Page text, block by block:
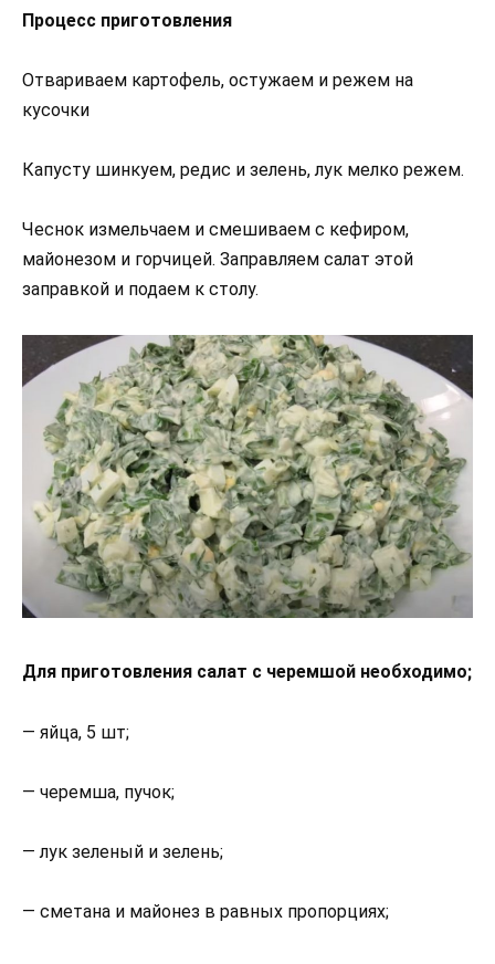
Процесс приготовления
Отвариваем картофель, остужаем и режем на
кусочки
Капусту шинкуем, редис и зелень, лук мелко режем.
Чеснок измельчаем и смешиваем с кефиром,
майонезом и горчицей. Заправляем салат этой
заправкой и подаем к столу.
Для приготовления салат с черемшой необходимо;
— яйца, 5 шт;
— черемша, пучок;
— лук зеленый и зелень;
— сметана и майонез в равных пропорциях;